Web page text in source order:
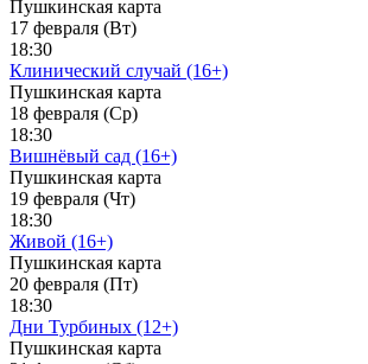
Пушкинская карта
17 февраля (Вт)
18:30
Клинический случай (16+)
Пушкинская карта
18 февраля (Ср)
18:30
Вишнёвый сад (16+)
Пушкинская карта
19 февраля (Чт)
18:30
Живой (16+)
Пушкинская карта
20 февраля (Пт)
18:30
Дни Турбиных (12+)
Пушкинская карта